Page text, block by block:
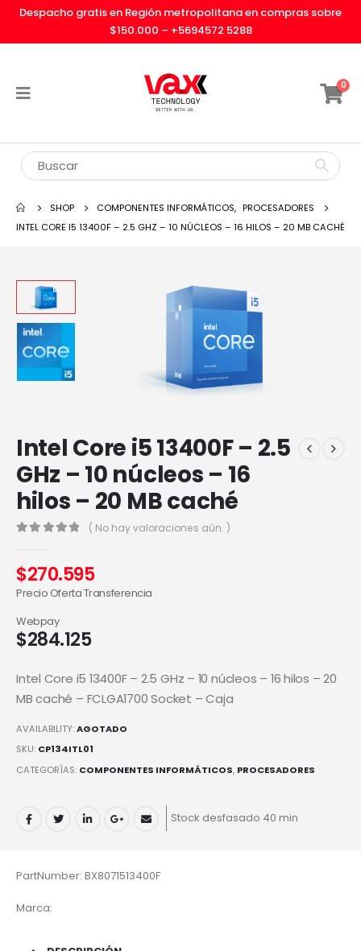
Despacho gratis en Región metropolitana en compras sobre
$150.000 – +5694572 5288
0
SHOP COMPONENTES INFORMÁTICOS, PROCESADORES
INTEL CORE I5 13400F – 2.5 GHZ – 10 NÚCLEOS – 16 HILOS – 20 MB CACHÉ
Intel Core i5 13400F – 2.5
GHz – 10 núcleos – 16
hilos – 20 MB caché
( No hay valoraciones aún. )
$270.595
Precio Oferta Transferencia
$284.125
Webpay
Intel Core i5 13400F – 2.5 GHz – 10 núcleos – 16 hilos – 20
MB caché – FCLGA1700 Socket – Caja
AVAILABILITY:AGOTADO
SKU: CP134ITL01
CATEGORÍAS: COMPONENTES INFORMÁTICOS, PROCESADORES
Stock desfasado 40 min
PartNumber: BX8071513400F
Marca: